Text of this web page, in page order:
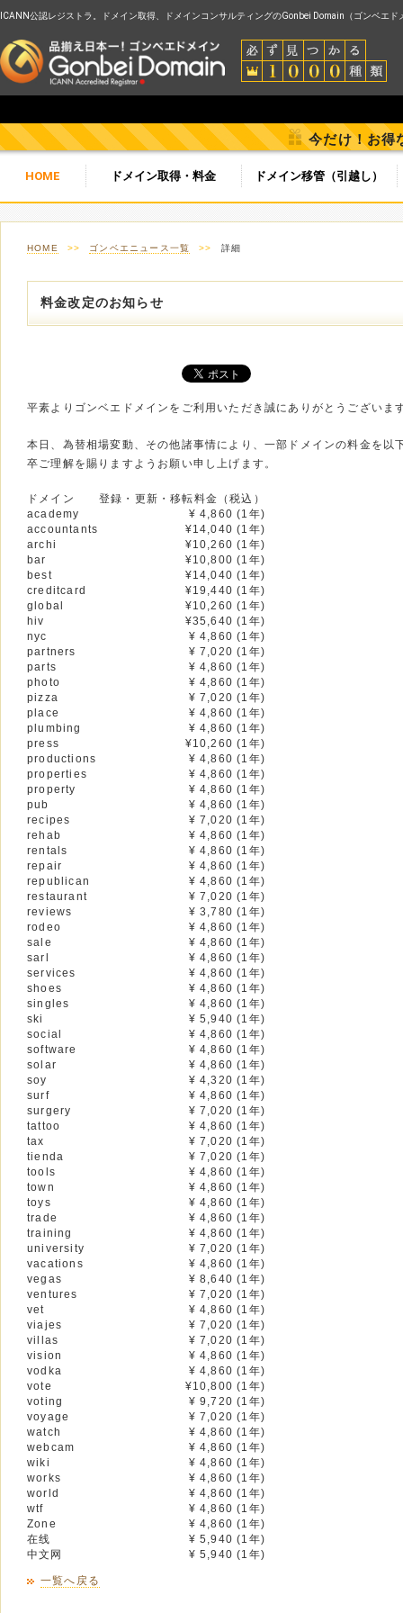
ICANN公認レジストラ。ドメイン取得、ドメインコンサルティングのGonbei Domain（ゴンベエド
今だけ！お得
HOME ドメイン取得・料金 ドメイン移管（引越し）
HOME >> ゴンベエニュース一覧 >> 詳細
料金改定のお知らせ
平素よりゴンベエドメインをご利用いただき誠にありがとうございま
本日、為替相場変動、その他諸事情により、一部ドメインの料金を以
卒ご理解を賜りますようお願い申し上げます。
ドメイン
登録・更新・移転料金（税込）
academy
¥ 4,860 (1年)
accountants
¥14,040 (1年)
archi
¥10,260 (1年)
bar
¥10,800 (1年)
best
¥14,040 (1年)
creditcard
¥19,440 (1年)
global
¥10,260 (1年)
hiv
¥35,640 (1年)
nyc
¥ 4,860 (1年)
partners
¥ 7,020 (1年)
parts
¥ 4,860 (1年)
photo
¥ 4,860 (1年)
pizza
¥ 7,020 (1年)
place
¥ 4,860 (1年)
plumbing
¥ 4,860 (1年)
press
¥10,260 (1年)
productions
¥ 4,860 (1年)
properties
¥ 4,860 (1年)
property
¥ 4,860 (1年)
pub
¥ 4,860 (1年)
recipes
¥ 7,020 (1年)
rehab
¥ 4,860 (1年)
rentals
¥ 4,860 (1年)
repair
¥ 4,860 (1年)
republican
¥ 4,860 (1年)
restaurant
¥ 7,020 (1年)
reviews
¥ 3,780 (1年)
rodeo
¥ 4,860 (1年)
sale
¥ 4,860 (1年)
sarl
¥ 4,860 (1年)
services
¥ 4,860 (1年)
shoes
¥ 4,860 (1年)
singles
¥ 4,860 (1年)
ski
¥ 5,940 (1年)
social
¥ 4,860 (1年)
software
¥ 4,860 (1年)
solar
¥ 4,860 (1年)
soy
¥ 4,320 (1年)
surf
¥ 4,860 (1年)
surgery
¥ 7,020 (1年)
tattoo
¥ 4,860 (1年)
tax
¥ 7,020 (1年)
tienda
¥ 7,020 (1年)
tools
¥ 4,860 (1年)
town
¥ 4,860 (1年)
toys
¥ 4,860 (1年)
trade
¥ 4,860 (1年)
training
¥ 4,860 (1年)
university
¥ 7,020 (1年)
vacations
¥ 4,860 (1年)
vegas
¥ 8,640 (1年)
ventures
¥ 7,020 (1年)
vet
¥ 4,860 (1年)
viajes
¥ 7,020 (1年)
villas
¥ 7,020 (1年)
vision
¥ 4,860 (1年)
vodka
¥ 4,860 (1年)
vote
¥10,800 (1年)
voting
¥ 9,720 (1年)
voyage
¥ 7,020 (1年)
watch
¥ 4,860 (1年)
webcam
¥ 4,860 (1年)
wiki
¥ 4,860 (1年)
works
¥ 4,860 (1年)
world
¥ 4,860 (1年)
wtf
¥ 4,860 (1年)
Zone
¥ 4,860 (1年)
在线
¥ 5,940 (1年)
中文网
¥ 5,940 (1年)
一覧へ戻る